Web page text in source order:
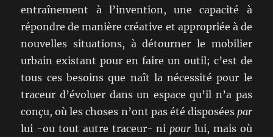
entraînement à l’invention, une capacité à
répondre de manière créative et appropriée à de
nouvelles situations, à détourner le mobilier
urbain existant pour en faire un outil; c’est de
tous ces besoins que naît la nécessité pour le
traceur d’évoluer dans un espace qu’il n’a pas
conçu, où les choses n’ont pas été disposées par
lui -ou tout autre traceur- nipour lui, mais où